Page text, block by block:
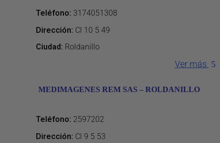
Teléfono: 3174051308
Dirección: Cl 10 5 49
Ciudad: Roldanillo
Ver más
MEDIMAGENES REM SAS – ROLDANILLO
Teléfono: 2597202
Dirección: Cl 9 5 53